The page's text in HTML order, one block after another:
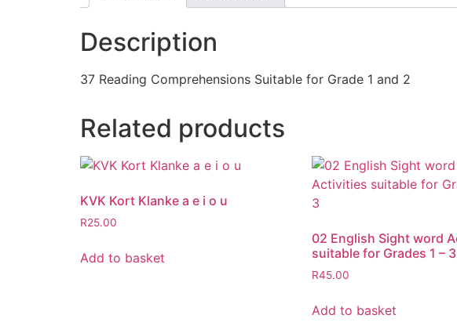
Description
37 Reading Comprehensions Suitable for Grade 1 and 2
Related products
KVK Kort Klanke a e i o u
R25.00
Add to basket
02 English Sight word
suitable for Grades 1 – 3
R45.00
Add to basket